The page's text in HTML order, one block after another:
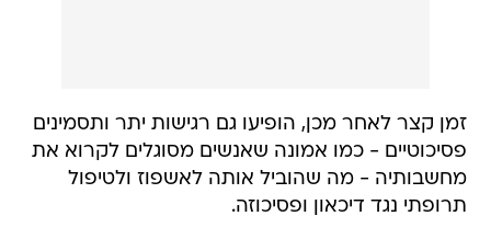
זמן קצר לאחר מכן, הופיעו גם רגישות יתר ותסמינים
פסיכוטיים - כמו אמונה שאנשים מסוגלים לקרוא את
מחשבותיה - מה שהוביל אותה לאשפוז ולטיפול
תרופתי נגד דיכאון ופסיכוזה.